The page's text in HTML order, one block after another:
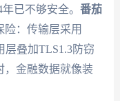
已不够安全。 番茄
：传输层采用
层叠加TLS1.3防窃
，金融数据就像装